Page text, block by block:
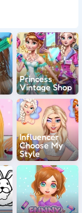
Princess
Vintage Shop
Influencer
Choose My
Style